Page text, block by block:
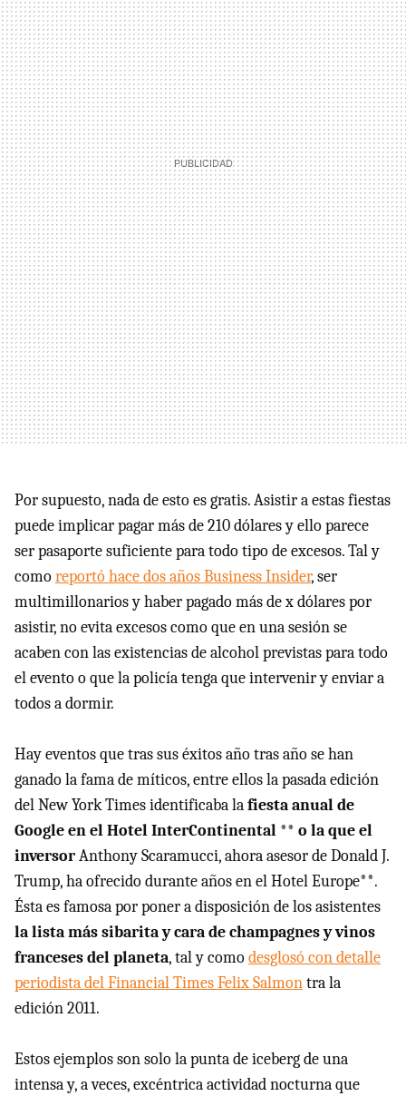
Por supuesto, nada de esto es gratis. Asistir a estas fiestas
puede implicar pagar más de 210 dólares y ello parece
ser pasaporte suficiente para todo tipo de excesos. Tal y
comoreportó hace dos años Business Insider, ser
multimillonarios y haber pagado más de x dólares por
asistir, no evita excesos como que en una sesión se
acaben con las existencias de alcohol previstas para todo
el evento o que la policía tenga que intervenir y enviar a
todos a dormir.
Hay eventos que tras sus éxitos año tras año se han
ganado la fama de míticos, entre ellos la pasada edición
del New York Times identificaba lafiesta anual de
Google en el Hotel InterContinental ** o la que el
inversorAnthony Scaramucci, ahora asesor de Donald J.
Trump, ha ofrecido durante años en el Hotel Europe**.
Ésta es famosa por poner a disposición de los asistentes
la lista más sibarita y cara de champagnes y vinos
franceses del planeta, tal y comodesglosó con detalle
periodista del Financial Times Felix Salmontra la
edición 2011.
Estos ejemplos son solo la punta de iceberg de una
intensa y, a veces, excéntrica actividad nocturna que